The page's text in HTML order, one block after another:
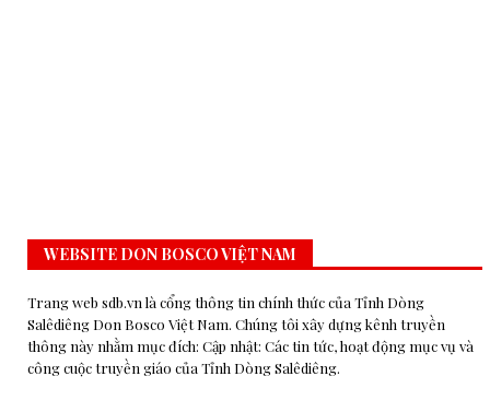
WEBSITE DON BOSCO VIỆT NAM
Trang web sdb.vn là cổng thông tin chính thức của Tỉnh Dòng
Salêdiêng Don Bosco Việt Nam. Chúng tôi xây dựng kênh truyền
thông này nhằm mục đích: Cập nhật: Các tin tức, hoạt động mục vụ và
công cuộc truyền giáo của Tỉnh Dòng Salêdiêng.